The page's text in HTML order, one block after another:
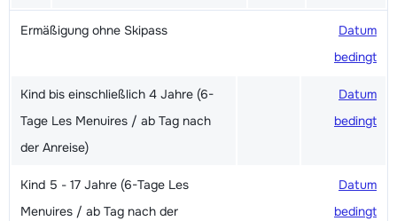
Ermäßigung ohne Skipass
Datum
bedingt
Kind bis einschließlich 4 Jahre (6-
Tage Les Menuires / ab Tag nach
der Anreise)
Datum
bedingt
Kind 5 - 17 Jahre (6-Tage Les
Menuires / ab Tag nach der
Datum
bedingt